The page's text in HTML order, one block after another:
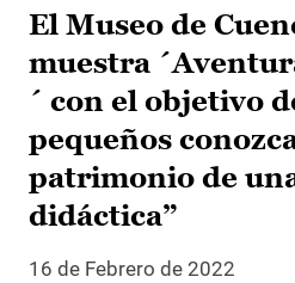
El Museo de
muestra
´ con el objetivo
pequeños
patrimonio de
didáctica”
16 de Febrero de 2022